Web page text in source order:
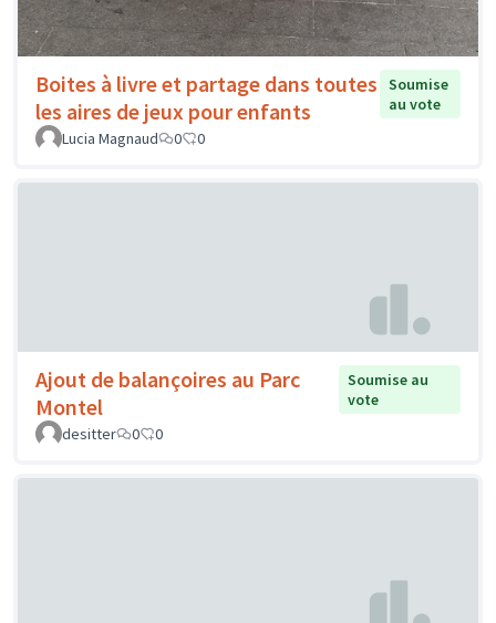
Boites à livre et partage dans toutes
les aires de jeux pour enfants
Soumise
au vote
Lucia Magnaud
0 0
Ajout de balançoires au Parc
Montel
Soumise au
vote
desitter
0 0